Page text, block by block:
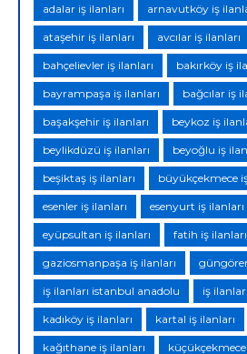
adalar iş ilanları arnavutköy iş
ataşehir iş ilanları avcılar iş ilanları
bahçelievler iş ilanları bakırköy iş
bayrampaşa iş ilanları bağcılar iş
başakşehir iş ilanları beykoz iş
beylikdüzü iş ilanları beyoğlu iş
beşiktaş iş ilanları büyükçekmece
esenler iş ilanları esenyurt iş ilanları
eyüpsultan iş ilanları fatih iş ilanları
gaziosmanpaşa iş ilanları
iş ilanları istanbul anadolu iş
kadıköy iş ilanları kartal iş ilanları
kağıthane iş ilanları küçükçekmece